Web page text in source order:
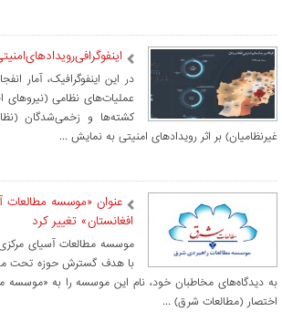
در این اینفوگرافیک، آمار
عملیات‌های نظامی (نیروهای
کشته‌ها و زخمی‌شدگان
غیرنظامیان) بر اثر رویدادهای امنیتی به نمایش ...
عنوان «موسسه مطالعات
افغانستان» تغییر کرد
موسسه مطالعات آسیای
با هدف گسترش حوزه تحت
به دیدگاه‌های مخاطبان خود، نام این موسسه را به «موسسه
اختصار (مطالعات شرق) ...